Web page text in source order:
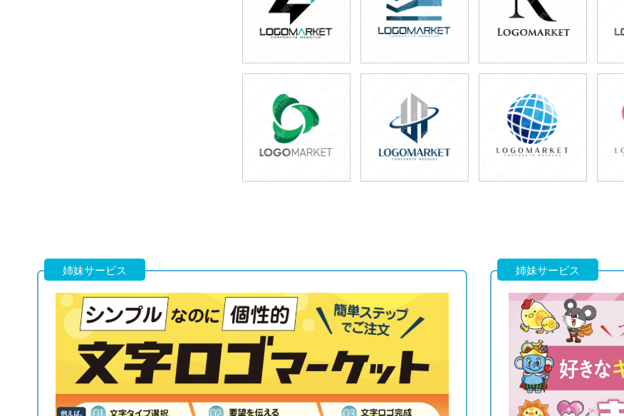
49,800円
(税込54,780円)
49,800円
(税込54,780円)
49,800円
(税込54,780円)
姉妹サービス 姉妹サービス